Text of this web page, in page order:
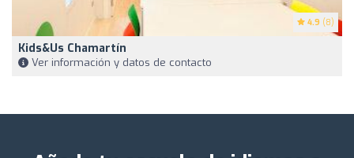
4.9 (8)
Kids&Us Chamartín
Ver información y datos de contacto